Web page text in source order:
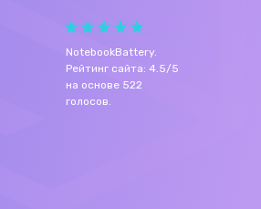
NotebookBattery.
Рейтинг сайта: 4.5/5
на основе 522
голосов.